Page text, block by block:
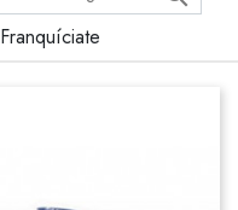
Franquíciate